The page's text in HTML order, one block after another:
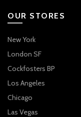
OUR STORES
New York
London SF
Cockfosters BP
Los Angeles
Chicago
Las Vegas